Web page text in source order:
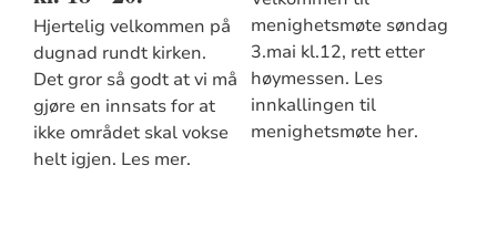
Hjertelig velkommen på
dugnad rundt kirken.
Det gror så godt at vi må
gjøre en innsats for at
ikke området skal vokse
helt igjen. Les mer.
menighetsmøte søndag
3.mai kl.12, rett etter
høymessen. Les
innkallingen til
menighetsmøte her.